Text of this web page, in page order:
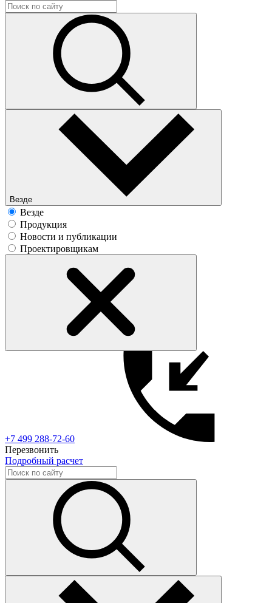
Везде
Везде
Продукция
Новости и публикации
Проектировщикам
+7 499 288-72-60
Перезвонить
Подробный расчет